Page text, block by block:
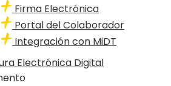
Firma Electrónica
Portal del Colaborador
Integración con MiDT
Electrónica Digital